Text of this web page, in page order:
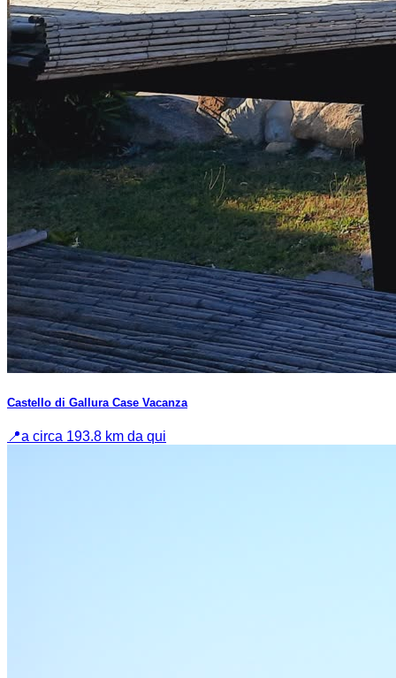
Castello di Gallura Case Vacanza
📍a circa 193.8 km da qui